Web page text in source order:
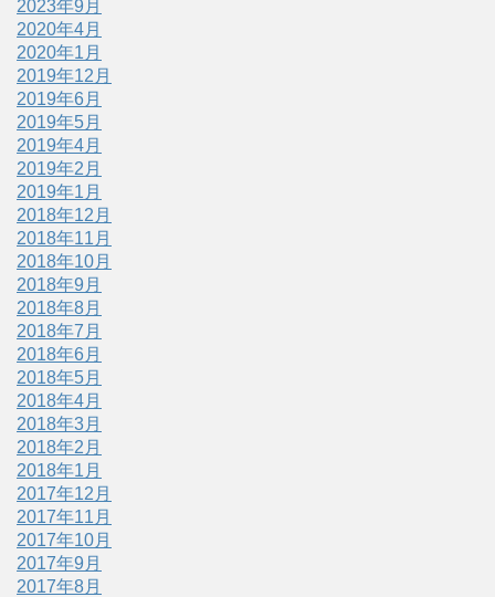
2023年9月
2020年4月
2020年1月
2019年12月
2019年6月
2019年5月
2019年4月
2019年2月
2019年1月
2018年12月
2018年11月
2018年10月
2018年9月
2018年8月
2018年7月
2018年6月
2018年5月
2018年4月
2018年3月
2018年2月
2018年1月
2017年12月
2017年11月
2017年10月
2017年9月
2017年8月